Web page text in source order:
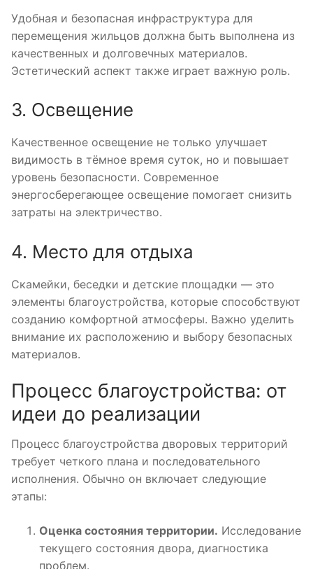
Удобная и безопасная инфраструктура для
перемещения жильцов должна быть выполнена из
качественных и долговечных материалов.
Эстетический аспект также играет важную роль.
3. Освещение
Качественное освещение не только улучшает
видимость в тёмное время суток, но и повышает
уровень безопасности. Современное
энергосберегающее освещение помогает снизить
затраты на электричество.
4. Место для отдыха
Скамейки, беседки и детские площадки — это
элементы благоустройства, которые способствуют
созданию комфортной атмосферы. Важно уделить
внимание их расположению и выбору безопасных
материалов.
Процесс благоустройства: от
идеи до реализации
Процесс благоустройства дворовых территорий
требует четкого плана и последовательного
исполнения. Обычно он включает следующие
этапы:
Оценка состояния территории. Исследование
текущего состояния двора, диагностика
проблем.